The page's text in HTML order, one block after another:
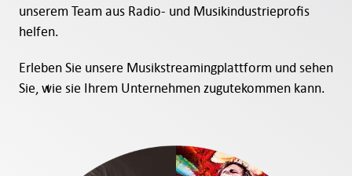
unserem Team aus Radio- und Musikindustrieprofis
helfen.
Erleben Sie unsere Musikstreamingplattform und sehen
Sie, wie sie Ihrem Unternehmen zugutekommen kann.